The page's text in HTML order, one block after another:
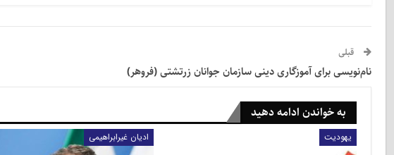
قبلی
نام‌نویسی برای آموزگاری دینی سازمان جوانان زرتشتی (فروهر)
به خواندن ادامه دهید
یهودیت ادیان غیرابراهیمی